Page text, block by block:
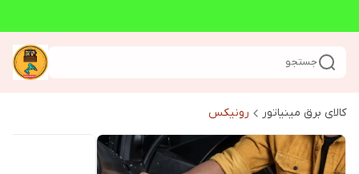
جستجو
کالای برق مینیاتور رونیکس